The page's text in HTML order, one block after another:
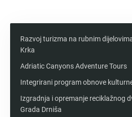
Razvoj turizma na rubnim
Krka
Adriatic Canyons Adventure Tours
Integrirani program obnove
Izgradnja i opremanje reciklažnog
Grada Drniša